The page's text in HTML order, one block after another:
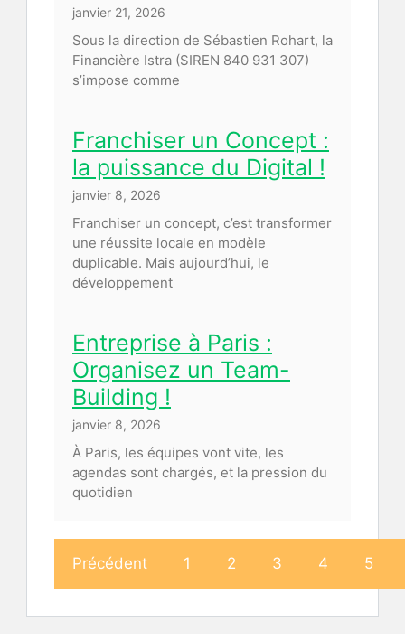
janvier 21, 2026
Sous la direction de Sébastien Rohart, la
Financière Istra (SIREN 840 931 307)
s’impose comme
Franchiser un Concept :
la puissance du Digital !
janvier 8, 2026
Franchiser un concept, c’est transformer
une réussite locale en modèle
duplicable. Mais aujourd’hui, le
développement
Entreprise à Paris :
Organisez un Team-
Building !
janvier 8, 2026
À Paris, les équipes vont vite, les
agendas sont chargés, et la pression du
quotidien
Précédent 1 2 3 4 5